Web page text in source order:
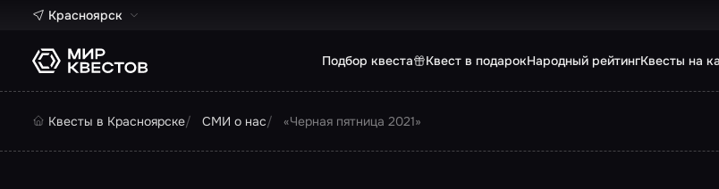
Красноярск
Подбор квеста Квест в подарокНародный рейтингКвесты на
Квесты в Красноярске СМИ о нас «Черная пятница 2021»